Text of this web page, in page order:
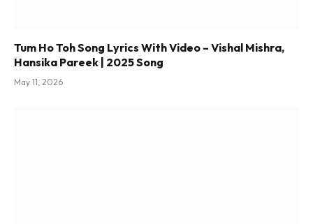
Tum Ho Toh Song Lyrics With Video – Vishal Mishra,
Hansika Pareek | 2025 Song
May 11, 2026